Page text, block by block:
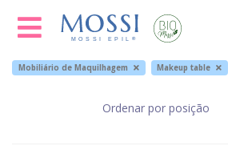
Mobiliário de Maquilhagem Makeup table